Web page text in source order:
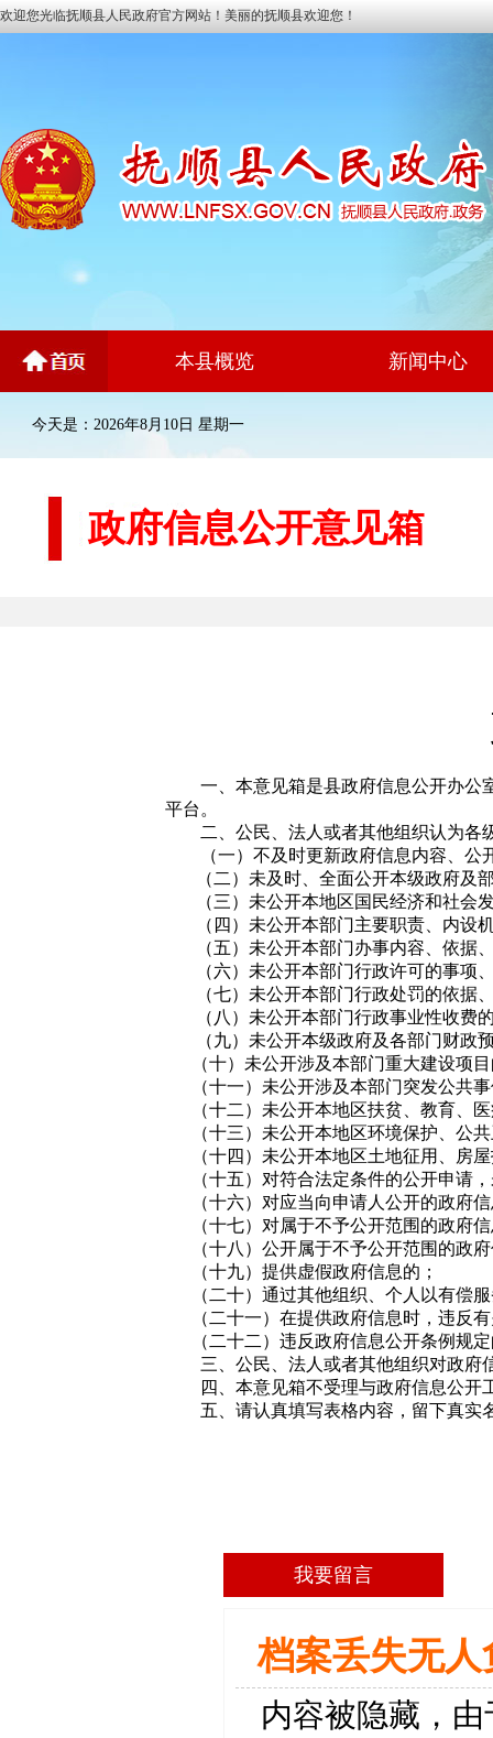
欢迎您光临抚顺县人民政府官方网站！美丽的抚顺县欢迎您！
本县概览 新闻中心
今天是：2026年8月10日 星期一
政府信息公开意见箱
一、本意见箱是县政府信息公开办公室
平台。
二、公民、法人或者其他组织认为各
（一）不及时更新政府信息内容、公
（二）未及时、全面公开本级政府及
（三）未公开本地区国民经济和社会
（四）未公开本部门主要职责、内设
（五）未公开本部门办事内容、依据
（六）未公开本部门行政许可的事项、
（七）未公开本部门行政处罚的依据
（八）未公开本部门行政事业性收费
（九）未公开本级政府及各部门财政预
（十）未公开涉及本部门重大建设项
（十一）未公开涉及本部门突发公共
（十二）未公开本地区扶贫、教育、医
（十三）未公开本地区环境保护、公共
（十四）未公开本地区土地征用、房屋
（十五）对符合法定条件的公开申请
（十六）对应当向申请人公开的政府
（十七）对属于不予公开范围的政府信
（十八）公开属于不予公开范围的政
（十九）提供虚假政府信息的；
（二十）通过其他组织、个人以有偿
（二十一）在提供政府信息时，违反
（二十二）违反政府信息公开条例规
三、公民、法人或者其他组织对政府
四、本意见箱不受理与政府信息公开
五、请认真填写表格内容，留下真实